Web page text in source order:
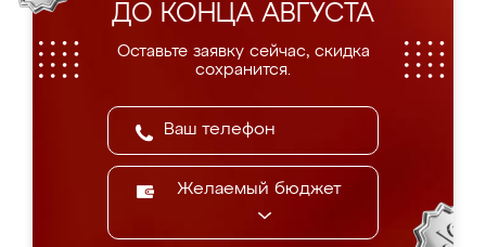
ДО КОНЦА АВГУСТА
Оставьте заявку сейчас, скидка
сохранится.
Желаемый бюджет